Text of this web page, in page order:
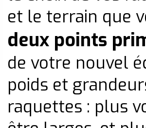
et le terrain que
deux points
de votre nouvel
poids et
raquettes : plus